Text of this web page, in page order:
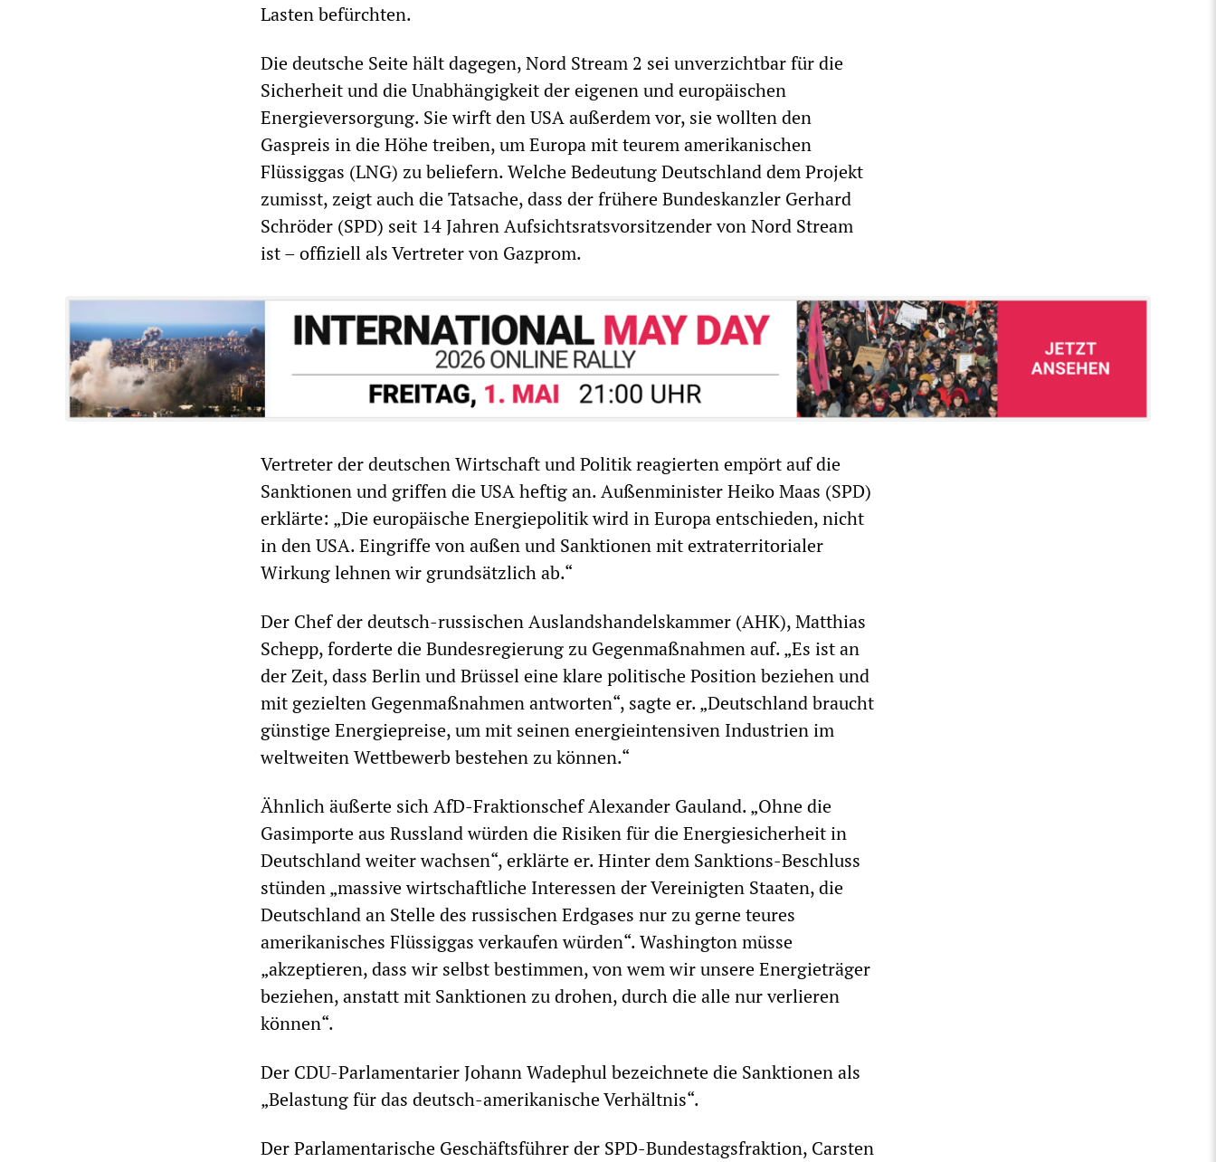
Lasten befürchten.
Die deutsche Seite hält dagegen, Nord Stream 2 sei unverzichtbar für die
Sicherheit und die Unabhängigkeit der eigenen und europäischen
Energieversorgung. Sie wirft den USA außerdem vor, sie wollten den
Gaspreis in die Höhe treiben, um Europa mit teurem amerikanischen
Flüssiggas (LNG) zu beliefern. Welche Bedeutung Deutschland dem Projekt
zumisst, zeigt auch die Tatsache, dass der frühere Bundeskanzler Gerhard
Schröder (SPD) seit 14 Jahren Aufsichtsratsvorsitzender von Nord Stream
ist – offiziell als Vertreter von Gazprom.
Vertreter der deutschen Wirtschaft und Politik reagierten empört auf die
Sanktionen und griffen die USA heftig an. Außenminister Heiko Maas (SPD)
erklärte: „Die europäische Energiepolitik wird in Europa entschieden, nicht
in den USA. Eingriffe von außen und Sanktionen mit extraterritorialer
Wirkung lehnen wir grundsätzlich ab.“
Der Chef der deutsch-russischen Auslandshandelskammer (AHK), Matthias
Schepp, forderte die Bundesregierung zu Gegenmaßnahmen auf. „Es ist an
der Zeit, dass Berlin und Brüssel eine klare politische Position beziehen und
mit gezielten Gegenmaßnahmen antworten“, sagte er. „Deutschland braucht
günstige Energiepreise, um mit seinen energieintensiven Industrien im
weltweiten Wettbewerb bestehen zu können.“
Ähnlich äußerte sich AfD-Fraktionschef Alexander Gauland. „Ohne die
Gasimporte aus Russland würden die Risiken für die Energiesicherheit in
Deutschland weiter wachsen“, erklärte er. Hinter dem Sanktions-Beschluss
stünden „massive wirtschaftliche Interessen der Vereinigten Staaten, die
Deutschland an Stelle des russischen Erdgases nur zu gerne teures
amerikanisches Flüssiggas verkaufen würden“. Washington müsse
„akzeptieren, dass wir selbst bestimmen, von wem wir unsere Energieträger
beziehen, anstatt mit Sanktionen zu drohen, durch die alle nur verlieren
können“.
Der CDU-Parlamentarier Johann Wadephul bezeichnete die Sanktionen als
„Belastung für das deutsch-amerikanische Verhältnis“.
Der Parlamentarische Geschäftsführer der SPD-Bundestagsfraktion, Carsten